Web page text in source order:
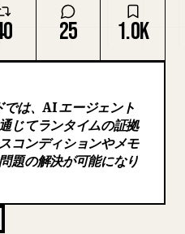
25 1.0K
は、AI エージェント
じてランタイムの証拠
コンディションやメモ
題の解決が可能になり